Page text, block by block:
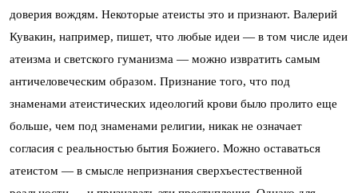
доверия вождям. Некоторые атеисты это и признают. Валерий
Кувакин, например, пишет, что любые идеи — в том числе идеи
атеизма и светского гуманизма — можно извратить самым
античеловеческим образом. Признание того, что под
знаменами атеистических идеологий крови было пролито еще
больше, чем под знаменами религии, никак не означает
согласия с реальностью бытия Божиего. Можно оставаться
атеистом — в смысле непризнания сверхъестественной